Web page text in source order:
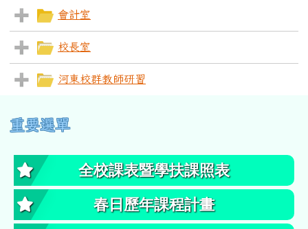
會計室
校長室
河東校群教師研習
左邊區域內容
重要選單
全校課表暨學扶課照表
春日歷年課程計畫